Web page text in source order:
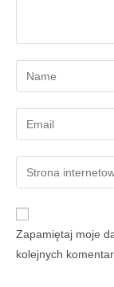
Zapamiętaj moje
kolejnych